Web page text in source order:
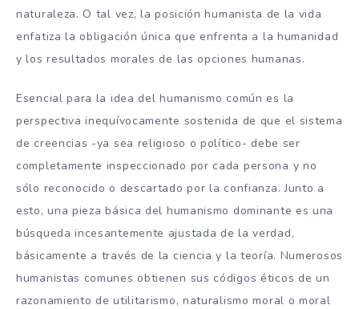
naturaleza. O tal vez, la posición humanista de la vida
enfatiza la obligación única que enfrenta a la humanidad
y los resultados morales de las opciones humanas.
Esencial para la idea del humanismo común es la
perspectiva inequívocamente sostenida de que el sistema
de creencias -ya sea religioso o político- debe ser
completamente inspeccionado por cada persona y no
sólo reconocido o descartado por la confianza. Junto a
esto, una pieza básica del humanismo dominante es una
búsqueda incesantemente ajustada de la verdad,
básicamente a través de la ciencia y la teoría. Numerosos
humanistas comunes obtienen sus códigos éticos de un
razonamiento de utilitarismo, naturalismo moral o moral